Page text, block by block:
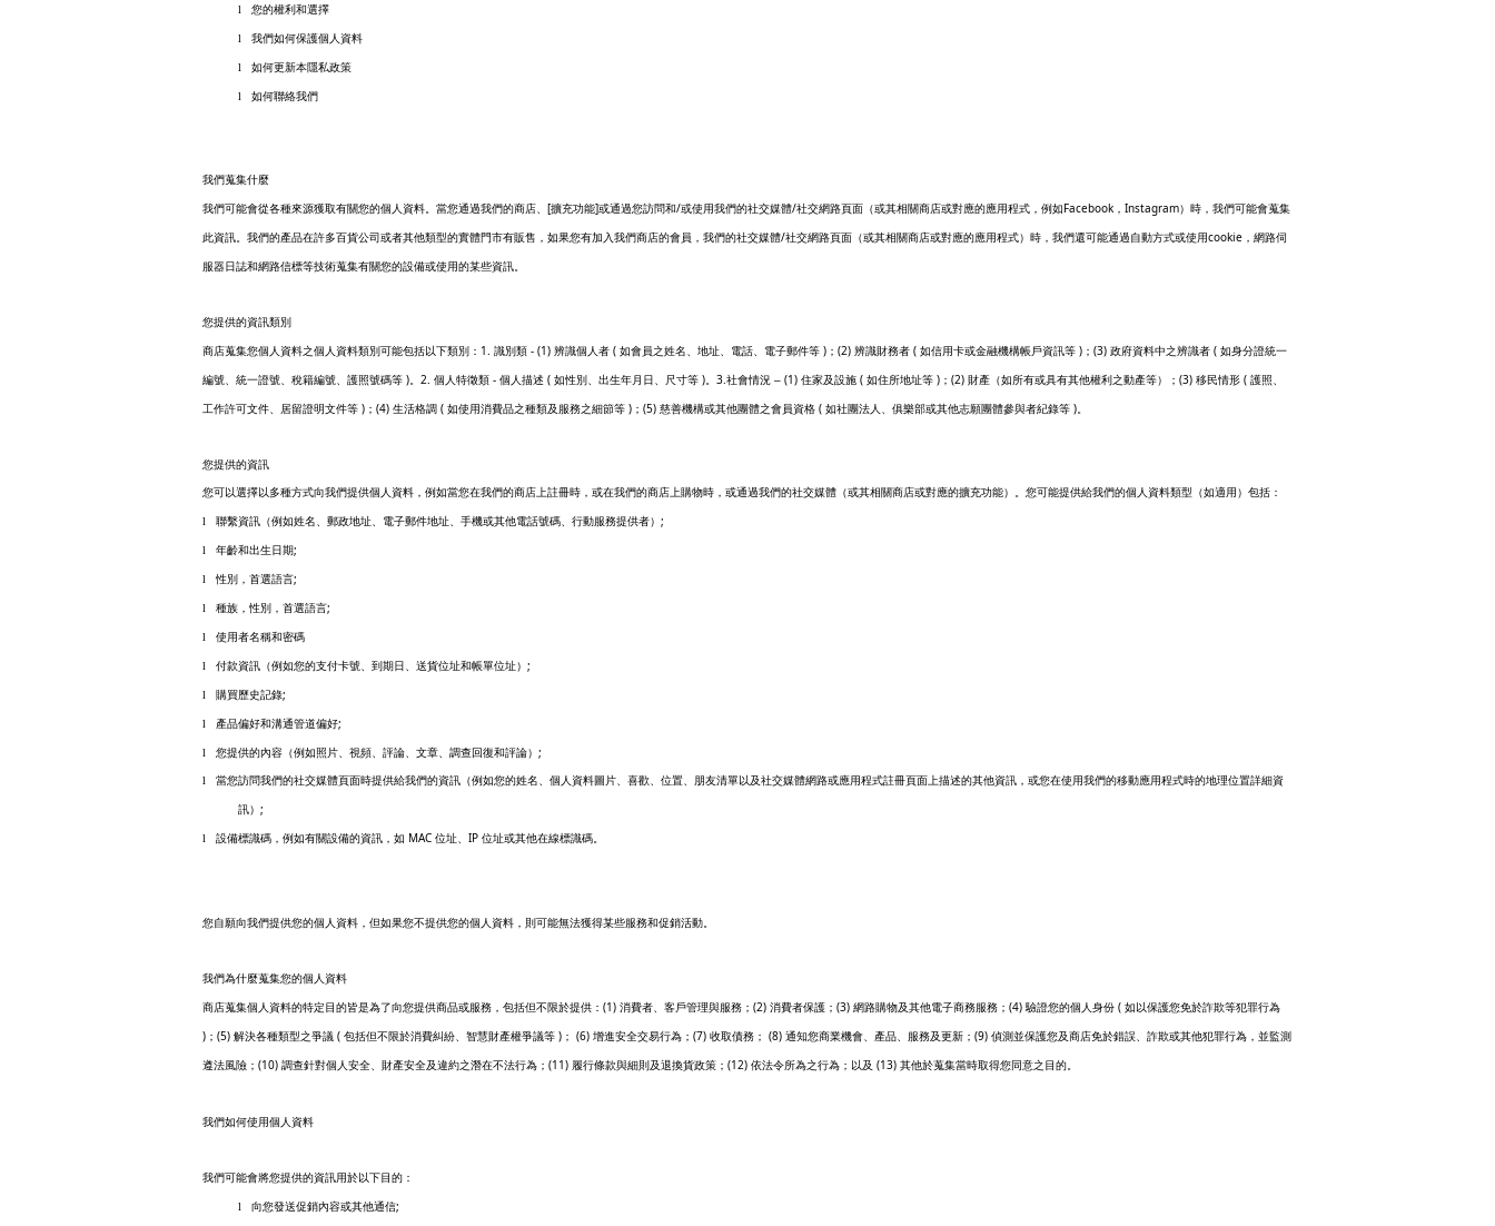
l 您的權利和選擇
l 我們如何保護個人資料
l 如何更新本隱私政策
l 如何聯絡我們
我們蒐集什麼
我們可能會從各種來源獲取有關您的個人資料。當您通過我們的商店、 [擴充功能]或通過您訪問和/或使用我們的社交媒體/社交網路頁面（或其相關商店或對應的應用程式，例如Facebook ， Instagram）時，我們可能會蒐集
此資訊。我們的產品在許多百貨公司或者其他類型的實體門市有販售，如果您有加入我們商店的會員，我們的社交媒體/社交網路頁面（或其相關商店或對應的應用程式）時，我們還可能通過自動方式或使用cookie ，網路伺
服器日誌和網路信標等技術蒐集有關您的設備或使用的某些資訊。
您提供的資訊類別
商店蒐集您個人資料之個人資料類別可能包括以下類別： 1. 識別類 - (1) 辨識個人者 ( 如會員之姓名、地址、電話、電子郵件等 ) ； (2) 辨識財務者 ( 如信用卡或金融機構帳戶資訊等 ) ； (3) 政府資料中之辨識者 ( 如身分證統一
編號、統一證號、稅籍編號、護照號碼等 ) 2. 個人特徵類 - 個人描述 ( 如性別、出生年月日、尺寸等 ) 3.社會情況 – (1) 住家及設施 ( 如住所地址等 ) ； (2) 財產（如所有或具有其他權利之動產等）； (3) 移民情形 ( 護照、
工作許可文件、居留證明文件等 ) ； (4) 生活格調 ( 如使用消費品之種類及服務之細節等 ) ； (5) 慈善機構或其他團體之會員資格 ( 如社團法人、俱樂部或其他志願團體參與者紀錄等 )
您提供的資訊
您可以選擇以多種方式向我們提供個人資料，例如當您在我們的商店上註冊時，或在我們的商店上購物時，或通過我們的社交媒體（或其相關商店或對應的擴充功能）。您可能提供給我們的個人資料類型（如適用）包括：
l 聯繫資訊（例如姓名、郵政地址、電子郵件地址、手機或其他電話號碼、行動服務提供者） ;
l 年齡和出生日期;
l 性別，首選語言;
l 種族，性別，首選語言;
l 使用者名稱和密碼
l 付款資訊（例如您的支付卡號、到期日、送貨位址和帳單位址） ;
l 購買歷史記錄;
l 產品偏好和溝通管道偏好;
l 您提供的內容（例如照片、視頻、評論、文章、調查回復和評論） ;
l 當您訪問我們的社交媒體頁面時提供給我們的資訊（例如您的姓名、個人資料圖片、喜歡、位置、朋友清單以及社交媒體網路或應用程式註冊頁面上描述的其他資訊，或您在使用我們的移動應用程式時的地理位置詳細資
訊） ;
l 設備標識碼，例如有關設備的資訊，如 MAC 位址、 IP 位址或其他在線標識碼。
您自願向我們提供您的個人資料，但如果您不提供您的個人資料，則可能無法獲得某些服務和促銷活動。
我們為什麼蒐集您的個人資料
商店蒐集個人資料的特定目的皆是為了向您提供商品或服務，包括但不限於提供： (1) 消費者、客戶管理與服務； (2) 消費者保護； (3) 網路購物及其他電子商務服務； (4) 驗證您的個人身份 ( 如以保護您免於詐欺等犯罪行為
) ； (5) 解決各種類型之爭議 ( 包括但不限於消費糾紛、智慧財產權爭議等 ) ； (6) 增進安全交易行為； (7) 收取債務； (8) 通知您商業機會、產品、服務及更新； (9) 偵測並保護您及商店免於錯誤、詐欺或其他犯罪行為，並監測
遵法風險； (10) 調查針對個人安全、財產安全及違約之潛在不法行為； (11) 履行條款與細則及退換貨政策； (12) 依法令所為之行為；以及 (13) 其他於蒐集當時取得您同意之目的。
我們如何使用個人資料
我們可能會將您提供的資訊用於以下目的：
l 向您發送促銷內容或其他通信;